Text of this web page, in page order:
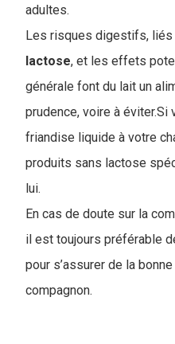
adultes.
Les risques digestifs, liés
lactose, et les effets
générale font du lait un
prudence, voire à
friandise liquide à votre
produits sans lactose
lui.
En cas de doute sur la
il est toujours préférable
pour s’assurer de la
compagnon.